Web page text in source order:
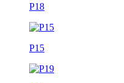
P18
P15